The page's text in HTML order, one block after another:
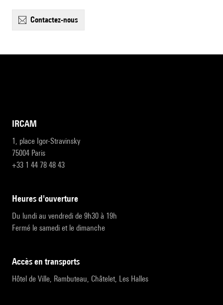
contactez-nous
IRCAM
1, place Igor-Stravinsky
75004 Paris
+33 1 44 78 48 43
heures d'ouverture
Du lundi au vendredi de 9h30 à 19h
Fermé le samedi et le dimanche
accès en transports
Hôtel de Ville, Rambuteau, Châtelet, Les Halles